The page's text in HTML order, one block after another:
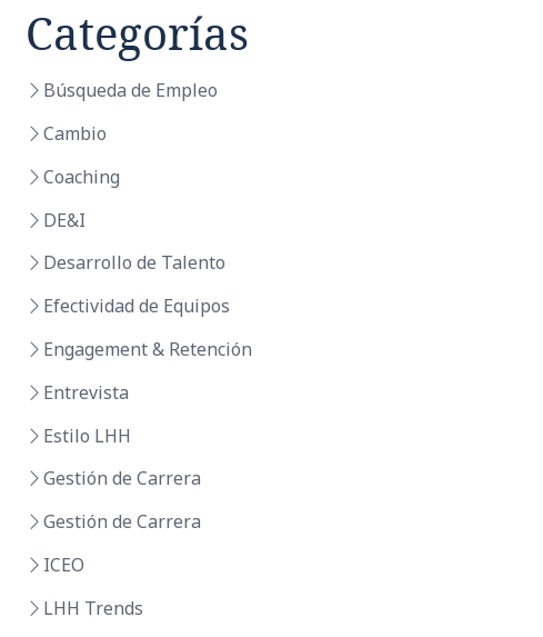
Categorías
Búsqueda de Empleo
Cambio
Coaching
DE&I
Desarrollo de Talento
Efectividad de Equipos
Engagement & Retención
Entrevista
Estilo LHH
Gestión de Carrera
Gestión de Carrera
ICEO
LHH Trends